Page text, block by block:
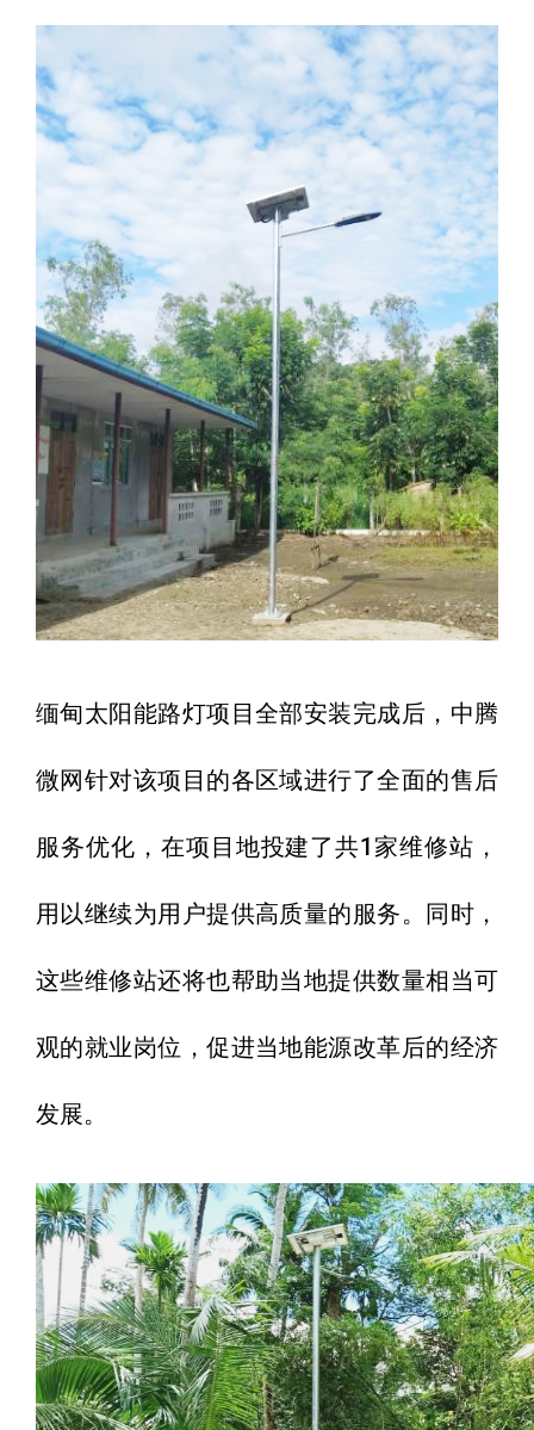
缅甸太阳能路灯项目全部安装完成后，中腾
微网针对该项目的各区域进行了全面的售后
服务优化，在项目地投建了共1家维修站，
用以继续为用户提供高质量的服务。同时，
这些维修站还将也帮助当地提供数量相当可
观的就业岗位，促进当地能源改革后的经济
发展。